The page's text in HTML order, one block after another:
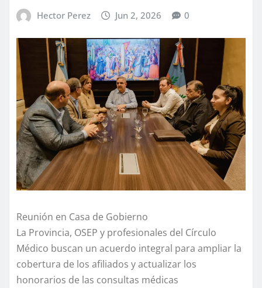
Hector Perez Jun 2, 2026 0
Reunión en Casa de Gobierno
La Provincia, OSEP y profesionales del Círculo
Médico buscan un acuerdo integral para ampliar la
cobertura de los afiliados y actualizar los
honorarios de las consultas médicas